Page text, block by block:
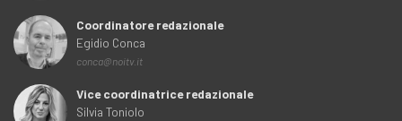
Coordinatore redazionale
Egidio Conca
conca@noitv.it
Vice coordinatrice redazionale
Silvia Toniolo